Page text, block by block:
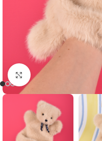
Agrandir